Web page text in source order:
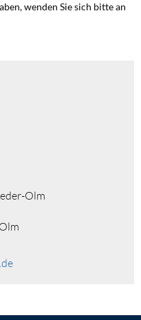
wenden Sie sich bitte an
Olm